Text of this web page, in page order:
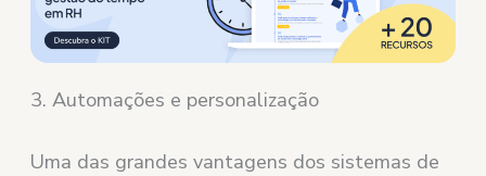
3. Automações e personalização
Uma das grandes vantagens dos sistemas de